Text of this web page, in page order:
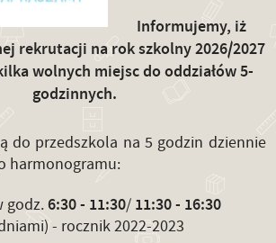
Informujemy, iż
rekrutacji na rok szkolny 2026/2027
wolnych miejsc do oddziałów 5-
godzinnych.
do przedszkola na 5 godzin dziennie
harmonogramu:
godz.6:30 - 11:30/ 11:30 - 16:30
- rocznik 2022-2023